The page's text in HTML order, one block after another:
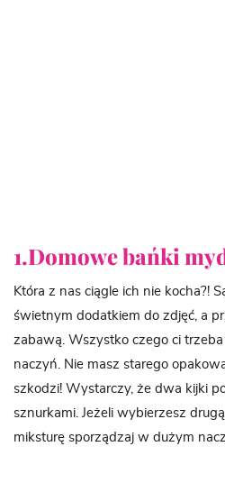
1.Domowe bańki
Która z nas ciągle ich nie kocha?!
świetnym dodatkiem do zdjęć, a
zabawą. Wszystko czego ci
naczyń. Nie masz starego
szkodzi! Wystarczy, że dwa kijki
sznurkami. Jeżeli wybierzesz
miksturę sporządzaj w dużym